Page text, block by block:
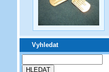
Vyhledat